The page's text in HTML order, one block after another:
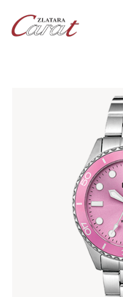
O NAMA
KONTAKT
SATOVI
ZLATNI